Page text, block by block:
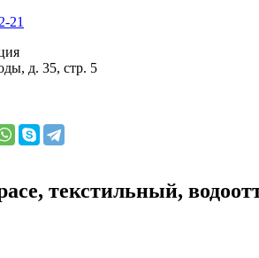
21
д. 35, стр. 5
текстильный,